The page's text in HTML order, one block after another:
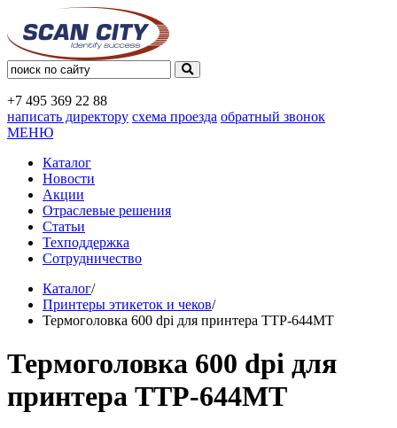
+7 495 369 22 88
написать директору схема проезда обратный звонок
МЕНЮ
Каталог
Новости
Акции
Отраслевые решения
Статьи
Техподдержка
Сотрудничество
Каталог/
Принтеры этикеток и чеков/
Термоголовка 600 dpi для принтера TTP-644MT
Термоголовка 600 dpi для
принтера TTP-644MT